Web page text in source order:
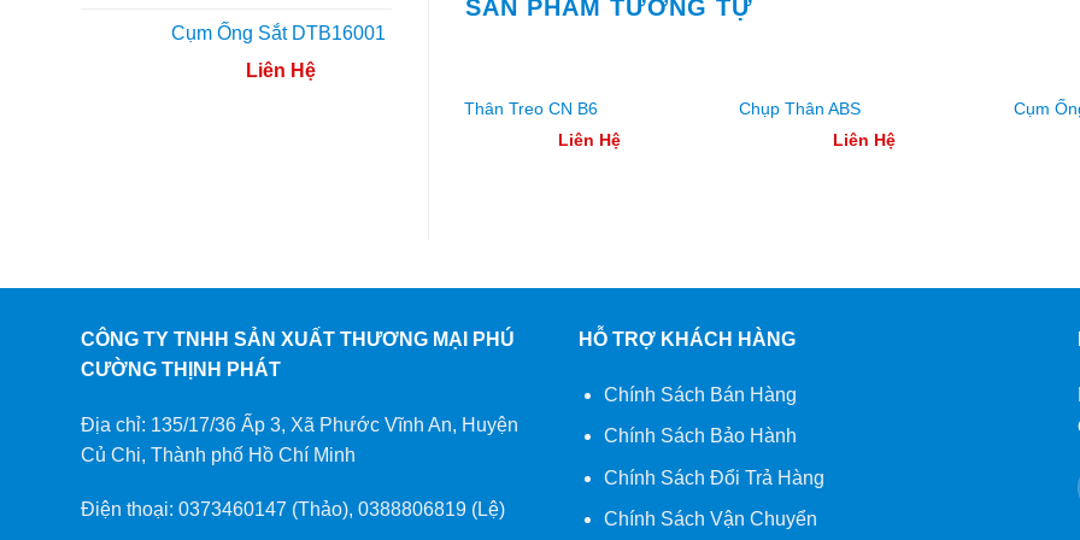
Cụm Ống Sắt DTB16001
Liên Hệ
SẢN PHẨM TƯƠNG TỰ
Thân Treo CN B6
Liên Hệ
Chụp Thân ABS
Liên Hệ
Cụm
CÔNG TY TNHH SẢN XUẤT THƯƠNG MẠI PHÚ
CƯỜNG THỊNH PHÁT
Địa chỉ: 135/17/36 Ấp 3, Xã Phước Vĩnh An, Huyện
Củ Chi, Thành phố Hồ Chí Minh
Điện thoại: 0373460147 (Thảo), 0388806819 (Lệ)
HỖ TRỢ KHÁCH HÀNG
Chính Sách Bán Hàng
Chính Sách Bảo Hành
Chính Sách Đổi Trả Hàng
Chính Sách Vận Chuyển